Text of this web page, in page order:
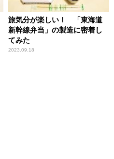
旅気分が楽しい！ 「東海道
新幹線弁当」の製造に密着し
てみた
2023.09.18